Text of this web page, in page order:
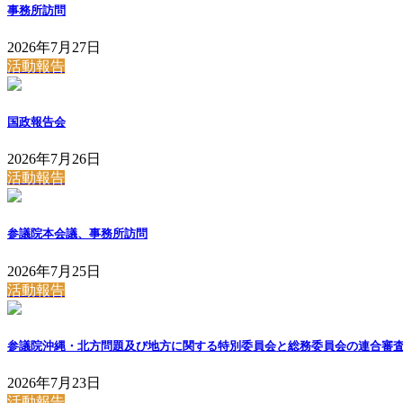
事務所訪問
2026年7月27日
活動報告
国政報告会
2026年7月26日
活動報告
参議院本会議、事務所訪問
2026年7月25日
活動報告
参議院沖縄・北方問題及び地方に関する特別委員会と総務委員会の連合審
2026年7月23日